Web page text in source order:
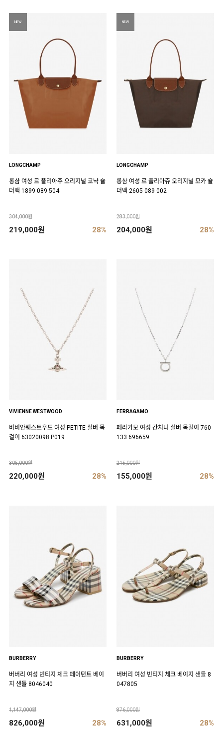
NEW
LONGCHAMP
롱샴 여성 르 플리아쥬 오리지널 코냑 숄
더백 1899 089 504
304,000원
219,000원 28%
NEW
LONGCHAMP
롱샴 여성 르 플리아쥬 오리지널 모카 숄
더백 2605 089 002
283,000원
204,000원 28%
VIVIENNE WESTWOOD
비비안웨스트우드 여성 PETITE 실버 목
걸이 63020098 P019
305,000원
220,000원 28%
FERRAGAMO
페라가모 여성 간치니 실버 목걸이 760
133 696659
215,000원
155,000원 28%
BURBERRY
버버리 여성 빈티지 체크 페이턴트 베이
지 샌들 8046040
1,147,000원
826,000원 28%
BURBERRY
버버리 여성 빈티지 체크 베이지 샌들 8
047805
876,000원
631,000원 28%